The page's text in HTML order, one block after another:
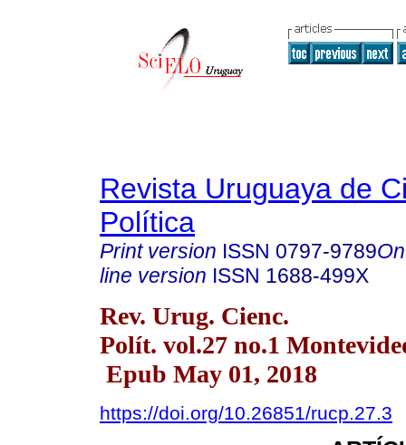
Revista Uruguaya de
Política
Print version ISSN 0797-9789
line version ISSN 1688-499X
Rev. Urug. Cienc.
Polít. vol.27 no.1
Epub May 01, 2018
https://doi.org/10.26851/rucp.27.3